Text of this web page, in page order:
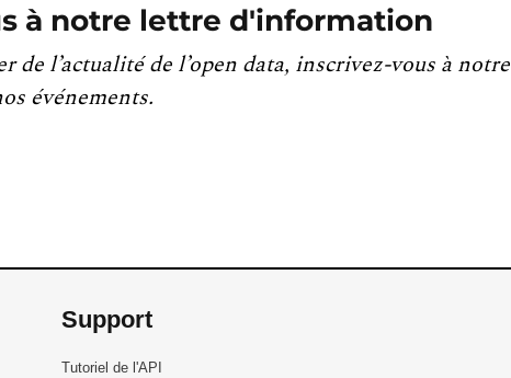
à notre lettre d'information
de l’actualité de l’open data, inscrivez-vous à notre
événements.
Support
Tutoriel de l'API